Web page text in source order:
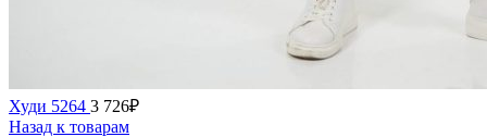
Худи 5264 3 726₽
Назад к товарам